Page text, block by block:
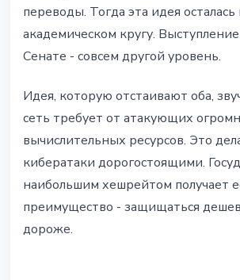
переводы. Тогда эта идея осталась
академическом кругу.
Сенате - совсем другой уровень.
Идея, которую отстаивают оба,
сеть требует от атакующих
вычислительных ресурсов. Это
кибератаки дорогостоящими.
наибольшим хешрейтом получает
преимущество - защищаться
дороже.